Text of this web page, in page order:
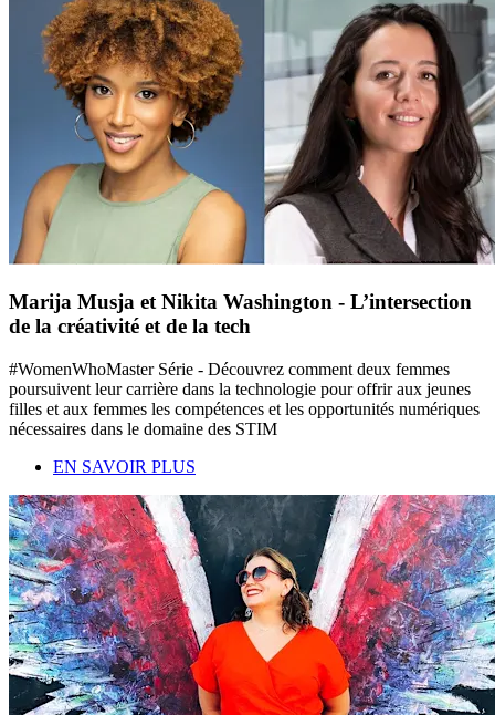
Marija Musja et Nikita Washington - L’intersection
de la créativité et de la tech
#WomenWhoMaster Série - Découvrez comment deux femmes
poursuivent leur carrière dans la technologie pour offrir aux jeunes
filles et aux femmes les compétences et les opportunités numériques
nécessaires dans le domaine des STIM
EN SAVOIR PLUS